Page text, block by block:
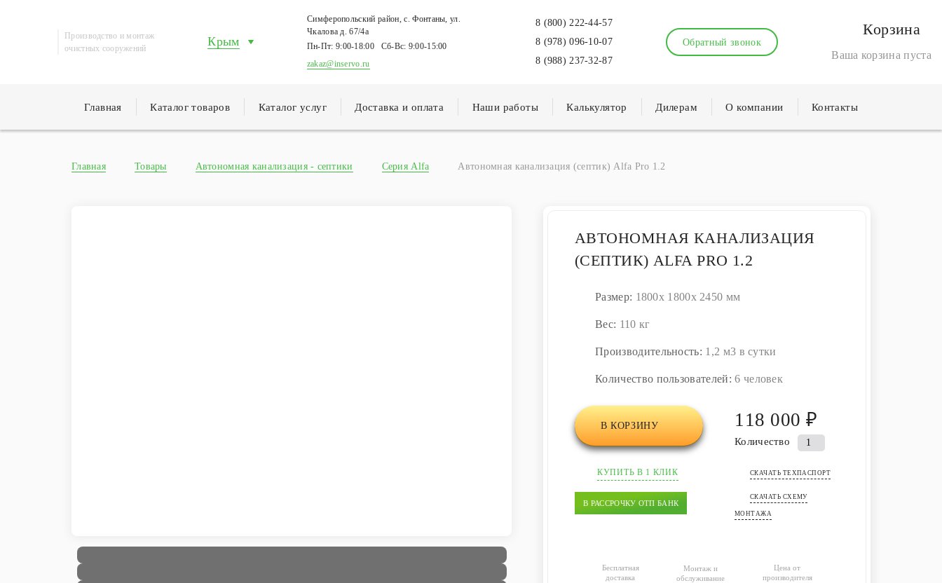
Производство и монтаж
очистных сооружений
Крым
Симферопольский район, с. Фонтаны, ул.
Чкалова д. 67/4а
Пн-Пт: 9:00-18:00 Сб-Вс: 9:00-15:00
zakaz@inservo.ru
8 (800) 222-44-57
8 (978) 096-10-07
8 (988) 237-32-87
Обратный звонок
Корзина
Ваша корзина пуста
Главная Каталог товаров Каталог услуг Доставка и оплата Наши работы Калькулятор Дилерам О компании Контакты
Главная Товары Автономная канализация - септики Серия Alfa Автономная канализация (септик) Alfa Pro 1.2
АВТОНОМНАЯ КАНАЛИЗАЦИЯ
(СЕПТИК) ALFA PRO 1.2
Размер: 1800x 1800x 2450 мм
Вес: 110 кг
Производительность: 1,2 м3 в сутки
Количество пользователей:6 человек
В КОРЗИНУ
КУПИТЬ В 1 КЛИК
В РАССРОЧКУ ОТП БАНК
118 000 ₽
Количество Количество
Автономная
канализация
СКАЧАТЬ ТЕХПАСПОРТ
СКАЧАТЬ СХЕМУ
МОНТАЖА
Бесплатная
доставка
Монтаж и
обслуживание
Цена от
производителя